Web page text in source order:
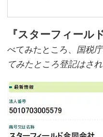
『スターフィール
べてみたところ、 国税
てみたところ登記はされ